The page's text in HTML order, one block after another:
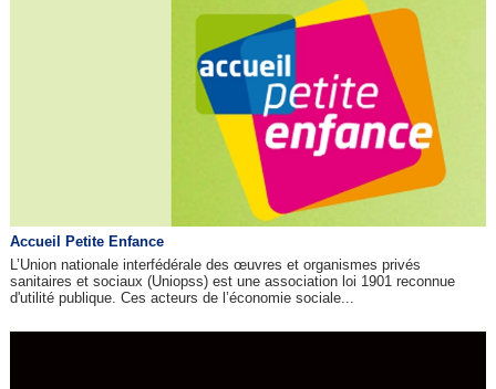
Accueil Petite Enfance
L’Union nationale interfédérale des œuvres et organismes privés
sanitaires et sociaux (Uniopss) est une association loi 1901 reconnue
d'utilité publique. Ces acteurs de l’économie sociale...